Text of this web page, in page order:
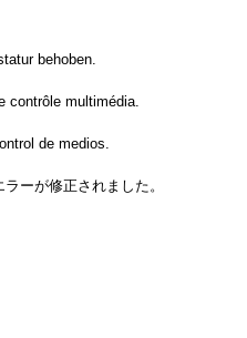
behoben.
contrôle multimédia.
de medios.
ーが修正されました。